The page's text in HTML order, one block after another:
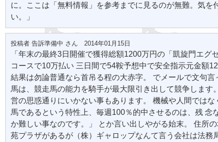
に。ここは「無料情報」を参考までに見るのが無難。気を
い。」
投稿者 告訴準備中 さん 2014年01月15日
「年末の最終3日開催で獲得総額1200万円の「凱旋門エグ
コースで10万払い 三日間で54鞍予想中で安全指示元金額
結果は勿論普通なら首吊る程の大赤字。 でメールで文句言
馬は、競走馬の能力を騎手が最大限引き出して競争します
営の思惑通りにいかない事もあります。 機械や人間ではな
馬であるという特性上、毎週100％的中させるのは、残 念
か難しい事なのです。」 とか言い出しやがる始末。 住所
苑プラザがあるが（株）ギャロップなんて言う会社は法務